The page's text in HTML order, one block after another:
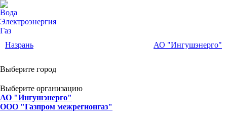
Вода
Электроэнергия
Газ
Назрань
АО "Ингушэнерго"
Выберите город
Выберите организацию
АО "Ингушэнерго"
ООО "Газпром межрегионгаз"